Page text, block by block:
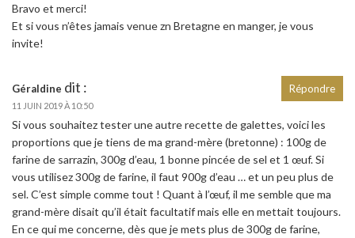
Bravo et merci!
Et si vous n’êtes jamais venue zn Bretagne en manger, je vous
invite!
Géraldine dit :
11 JUIN 2019 À 10:50
Si vous souhaitez tester une autre recette de galettes, voici les
proportions que je tiens de ma grand-mère (bretonne) : 100g de
farine de sarrazin, 300g d’eau, 1 bonne pincée de sel et 1 œuf. Si
vous utilisez 300g de farine, il faut 900g d’eau … et un peu plus de
sel. C’est simple comme tout ! Quant à l’œuf, il me semble que ma
grand-mère disait qu’il était facultatif mais elle en mettait toujours.
En ce qui me concerne, dès que je mets plus de 300g de farine,
Répondre